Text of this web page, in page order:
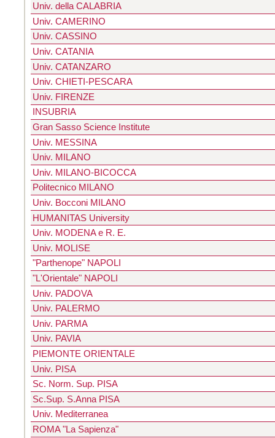
Univ. della CALABRIA
Univ. CAMERINO
Univ. CASSINO
Univ. CATANIA
Univ. CATANZARO
Univ. CHIETI-PESCARA
Univ. FIRENZE
INSUBRIA
Gran Sasso Science Institute
Univ. MESSINA
Univ. MILANO
Univ. MILANO-BICOCCA
Politecnico MILANO
Univ. Bocconi MILANO
HUMANITAS University
Univ. MODENA e R. E.
Univ. MOLISE
"Parthenope" NAPOLI
"L'Orientale" NAPOLI
Univ. PADOVA
Univ. PALERMO
Univ. PARMA
Univ. PAVIA
PIEMONTE ORIENTALE
Univ. PISA
Sc. Norm. Sup. PISA
Sc.Sup. S.Anna PISA
Univ. Mediterranea
ROMA "La Sapienza"